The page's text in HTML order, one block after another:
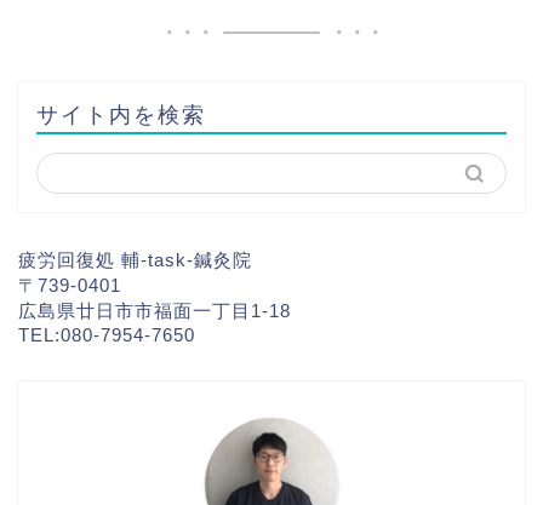
サイト内を検索
疲労回復処 輔-task-鍼灸院
〒739-0401
広島県廿日市市福面一丁目1-18
TEL:080-7954-7650